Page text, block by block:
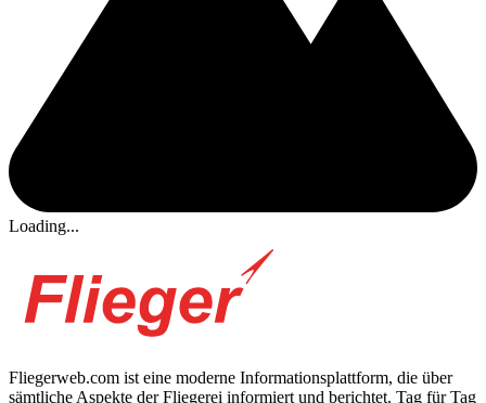
Loading...
Fliegerweb.com ist eine moderne Informationsplattform, die über
sämtliche Aspekte der Fliegerei informiert und berichtet. Tag für Tag